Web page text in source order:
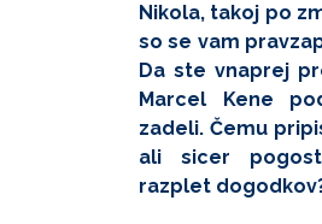
Nikola, takoj po
so se vam
Da ste vnaprej
Marcel Kene
zadeli. Čemu
ali sicer
razplet